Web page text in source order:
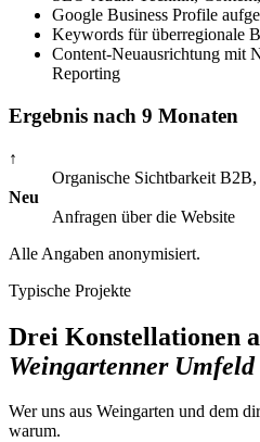
Google Business Profile
Keywords für überregionale
Content-Neuausrichtung mit
Reporting
Ergebnis nach 9 Monaten
↑
Organische Sichtbarkeit
Neu
Anfragen über die Website
Alle Angaben anonymisiert.
Typische Projekte
Drei Konstellationen
Weingartenner Umfeld
Wer uns aus Weingarten und dem
warum.